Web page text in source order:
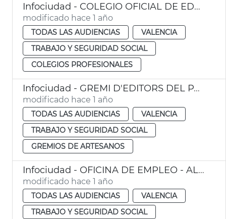
Infociudad - COLEGIO OFICIAL DE EDUCADORAS Y EDUCADORES SOCIALES DE LA COMUNIDAD VALENCIANA
modificado hace 1 año
TODAS LAS AUDIENCIAS
VALENCIA
TRABAJO Y SEGURIDAD SOCIAL
COLEGIOS PROFESIONALES
Infociudad - GREMI D'EDITORS DEL PAIS VALENCIÀ
modificado hace 1 año
TODAS LAS AUDIENCIAS
VALENCIA
TRABAJO Y SEGURIDAD SOCIAL
GREMIOS DE ARTESANOS
Infociudad - OFICINA DE EMPLEO - ALFAMBRA
modificado hace 1 año
TODAS LAS AUDIENCIAS
VALENCIA
TRABAJO Y SEGURIDAD SOCIAL